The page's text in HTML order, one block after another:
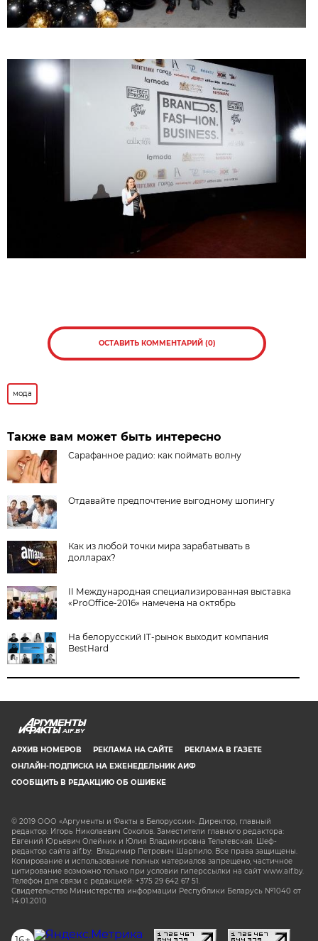
ОСТАВИТЬ КОММЕНТАРИЙ (0)
мода
Также вам может быть интересно
Сарафанное радио: как поймать волну
Отдавайте предпочтение выгодному шопингу
Как из любой точки мира зарабатывать в
долларах?
II Международная специализированная выставка
«ProOffice-2016» намечена на октябрь
На белорусский IT-рынок выходит компания
BestHard
AIF.BY
АРХИВ НОМЕРОВ РЕКЛАМА НА САЙТЕ
РЕКЛАМА В ГАЗЕТЕ
ОНЛАЙН-ПОДПИСКА НА ЕЖЕНЕДЕЛЬНИК АИФ
СООБЩИТЬ В РЕДАКЦИЮ ОБ ОШИБКЕ
© 2019 ООО «Аргументы и Факты в Белоруссии». Директор, главный
редактор: Игорь Николаевич Соколов. Заместители главного редактора:
Евгений Юрьевич Олейник и Юлия Владимировна Тельтевская. Шеф-
редактор сайта aif.by: Владимир Петрович Шарпило. Все права защищены.
Копирование и использование полных материалов запрещено, частичное
цитирование возможно только при условии гиперссылки на сайт www.aif.by.
Телефон для связи с редакцией: +375 29 642 67 51.
Свидетельство Министерства информации Республики Беларусь №1040 от
14.01.2010